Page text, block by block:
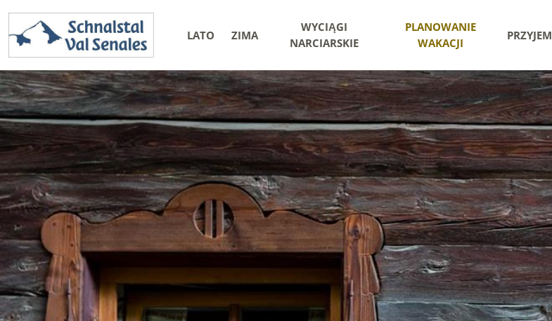
LATO ZIMA
WYCIĄGI
NARCIARSKIE
PLANOWANIE
WAKACJI